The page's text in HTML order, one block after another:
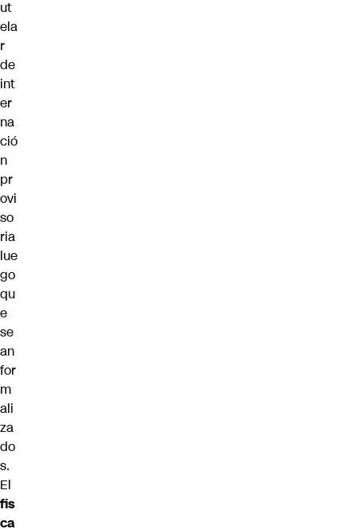
ut
ela
r
de
int
er
na
ció
n
pr
ovi
so
ria
lue
go
qu
e
se
an
for
m
ali
za
do
s.
El
fis
ca